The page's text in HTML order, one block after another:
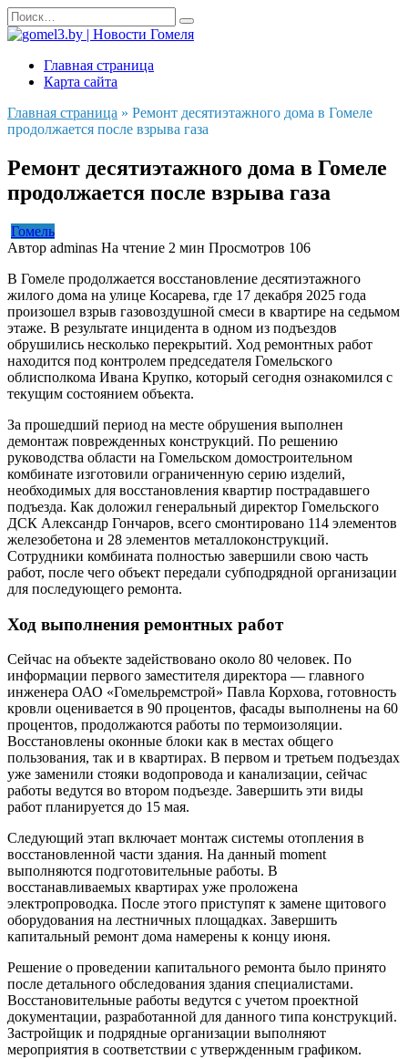
Перейти
к
содержанию
Search
for:
Главная страница
Карта сайта
Главная страница » Ремонт десятиэтажного дома в Гомеле
продолжается после взрыва газа
Ремонт десятиэтажного дома в Гомеле
продолжается после взрыва газа
Гомель
Автор adminas На чтение 2 мин Просмотров 106
В Гомеле продолжается восстановление десятиэтажного
жилого дома на улице Косарева, где 17 декабря 2025 года
произошел взрыв газовоздушной смеси в квартире на седьмом
этаже. В результате инцидента в одном из подъездов
обрушились несколько перекрытий. Ход ремонтных работ
находится под контролем председателя Гомельского
облисполкома Ивана Крупко, который сегодня ознакомился с
текущим состоянием объекта.
За прошедший период на месте обрушения выполнен
демонтаж поврежденных конструкций. По решению
руководства области на Гомельском домостроительном
комбинате изготовили ограниченную серию изделий,
необходимых для восстановления квартир пострадавшего
подъезда. Как доложил генеральный директор Гомельского
ДСК Александр Гончаров, всего смонтировано 114 элементов
железобетона и 28 элементов металлоконструкций.
Сотрудники комбината полностью завершили свою часть
работ, после чего объект передали субподрядной организации
для последующего ремонта.
Ход выполнения ремонтных работ
Сейчас на объекте задействовано около 80 человек. По
информации первого заместителя директора — главного
инженера ОАО «Гомельремстрой» Павла Корхова, готовность
кровли оценивается в 90 процентов, фасады выполнены на 60
процентов, продолжаются работы по термоизоляции.
Восстановлены оконные блоки как в местах общего
пользования, так и в квартирах. В первом и третьем подъездах
уже заменили стояки водопровода и канализации, сейчас
работы ведутся во втором подъезде. Завершить эти виды
работ планируется до 15 мая.
Следующий этап включает монтаж системы отопления в
восстановленной части здания. На данный moment
выполняются подготовительные работы. В
восстанавливаемых квартирах уже проложена
электропроводка. После этого приступят к замене щитового
оборудования на лестничных площадках. Завершить
капитальный ремонт дома намерены к концу июня.
Решение о проведении капитального ремонта было принято
после детального обследования здания специалистами.
Восстановительные работы ведутся с учетом проектной
документации, разработанной для данного типа конструкций.
Застройщик и подрядные организации выполняют
мероприятия в соответствии с утвержденным графиком.